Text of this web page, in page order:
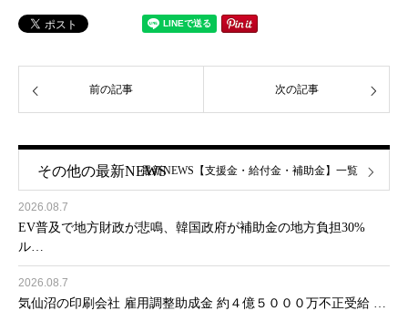
前の記事 次の記事
その他の最新NEWS
2026.08.7
EV普及で地方財政が悲鳴、韓国政府が補助金の地方負担30%
ル…
2026.08.7
気仙沼の印刷会社 雇用調整助成金 約４億５０００万不正受給 …
最新NEWS【支援金・給付金・補助金】一覧